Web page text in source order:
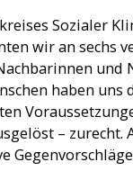
Sozialer
wir an sechs
haben
–